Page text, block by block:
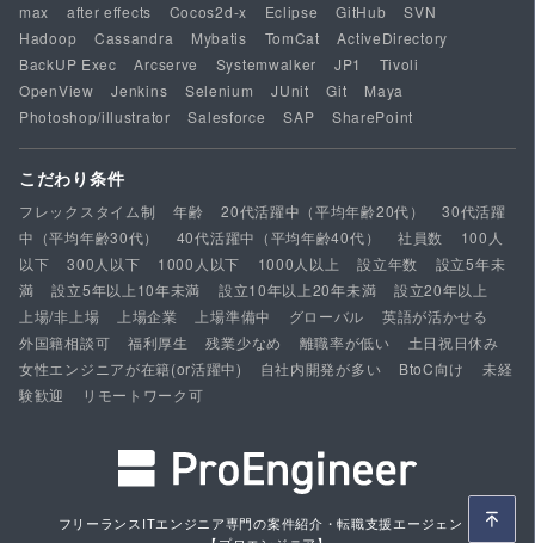
max
after effects Cocos2d-x Eclipse GitHub
SVN
Hadoop
Cassandra Mybatis TomCat
ActiveDirectory
BackUP Exec
Arcserve Systemwalker JP1
Tivoli
OpenView
Jenkins Selenium JUnit Git
Maya
Photoshop/illustrator
Salesforce SAP SharePoint
こだわり条件
フレックスタイム制 年齢 20代活躍中（平均年齢20代）
30代活躍
中（平均年齢30代）
40代活躍中（平均年齢40代） 社員数
100人
以下
300人以下 1000人以下 1000人以上 設立年数
設立5年未
満
設立5年以上10年未満 設立10年以上20年未満
設立20年以上
上場/非上場
上場企業 上場準備中 グローバル
英語が活かせる
外国籍相談可
福利厚生 残業少なめ 離職率が低い
土日祝日休み
女性エンジニアが在籍(or活躍中)
自社内開発が多い BtoC向け
未経
験歓迎
リモートワーク可
フリーランスITエンジニア専門の案件紹介・転職支援エージェント